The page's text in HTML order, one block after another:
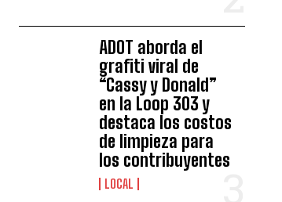
ADOT aborda el
grafiti viral de
“Cassy y Donald”
en la Loop 303 y
destaca los costos
de limpieza para
los contribuyentes
LOCAL